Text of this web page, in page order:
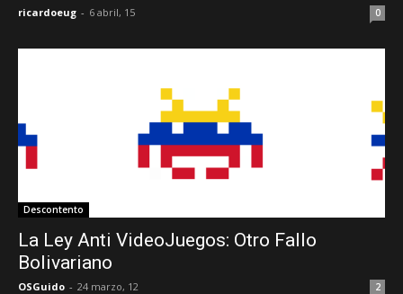
ricardoeug - 6 abril, 15 0
Descontento
La Ley Anti VideoJuegos: Otro Fallo
Bolivariano
OSGuido - 24 marzo, 12 2